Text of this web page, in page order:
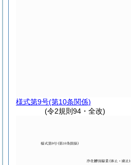
様式第9号(第10条関係)
(令2規則94・全改)